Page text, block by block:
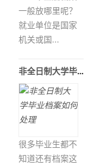
一般放哪里呢？
就业单位是国家
机关或国...
非全日制大学毕业档案如何处理
很多毕业生都不
知道还有档案这